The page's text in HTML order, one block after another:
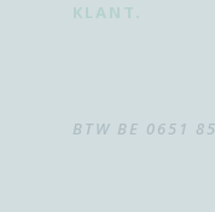
KLANT.
BTW BE 0651